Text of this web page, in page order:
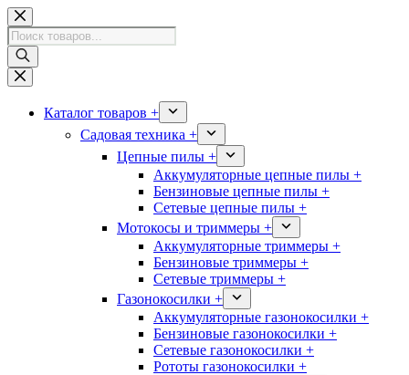
Перейти
к
сути
Поиск
товаров
Каталог товаров +
Садовая техника +
Цепные пилы +
Аккумуляторные цепные пилы +
Бензиновые цепные пилы +
Сетевые цепные пилы +
Мотокосы и триммеры +
Аккумуляторные триммеры +
Бензиновые триммеры +
Сетевые триммеры +
Газонокосилки +
Аккумуляторные газонокосилки +
Бензиновые газонокосилки +
Сетевые газонокосилки +
Рототы газонокосилки +